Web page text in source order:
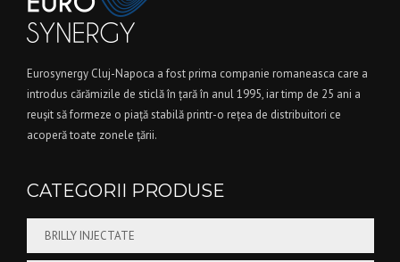
Eurosynergy Cluj-Napoca a fost prima companie romaneasca care a
introdus cărămizile de sticlă în ţară în anul 1995, iar timp de 25 ani a
reuşit să formeze o piaţă stabilă printr-o reţea de distribuitori ce
acoperă toate zonele ţării.
CATEGORII PRODUSE
BRILLY INJECTATE